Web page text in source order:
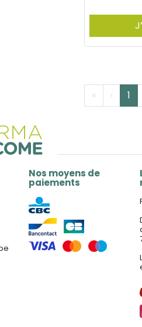
« ‹ 1
Nos moyens de
paiements